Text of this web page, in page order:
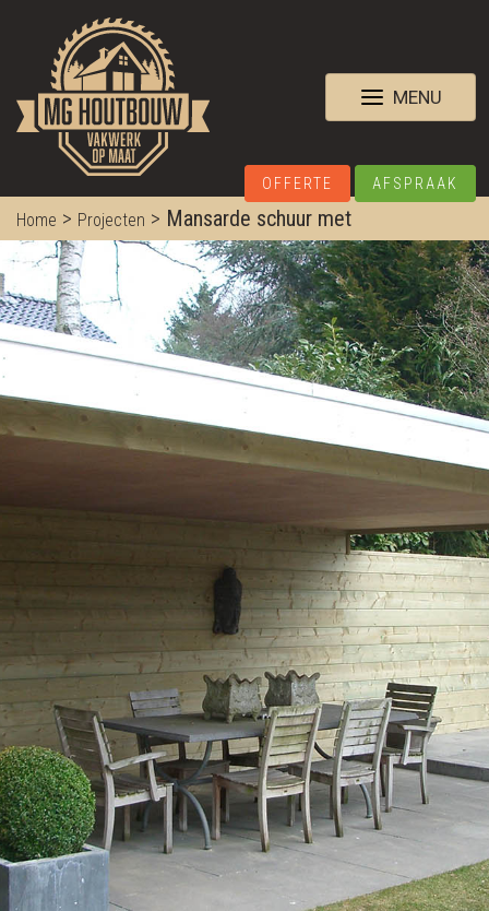
MENU
OFFERTE AFSPRAAK
Home > Projecten > Mansarde schuur met
verblijfsruimte